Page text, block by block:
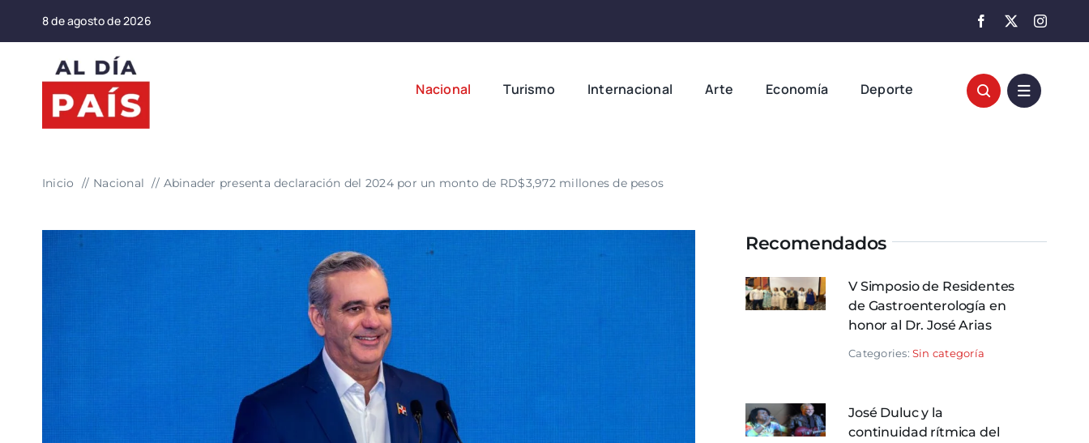
8 de agosto de 2026
Nacional Turismo Internacional Arte Economía Deporte
Inicio Nacional Abinader presenta declaración del 2024 por un monto de RD$3,972 millones de pesos
Recomendados
V Simposio de Residentes
de Gastroenterología en
honor al Dr. José Arias
Categories: Sin categoría
José Duluc y la
continuidad rítmica del